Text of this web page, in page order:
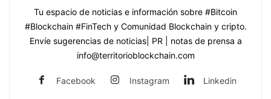
Tu espacio de noticias e información sobre #Bitcoin
#Blockchain #FinTech y Comunidad Blockchain y cripto.
Envíe sugerencias de noticias| PR | notas de prensa a
info@territorioblockchain.com
Facebook Instagram Linkedin